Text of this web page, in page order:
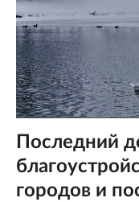
Последний
городов и